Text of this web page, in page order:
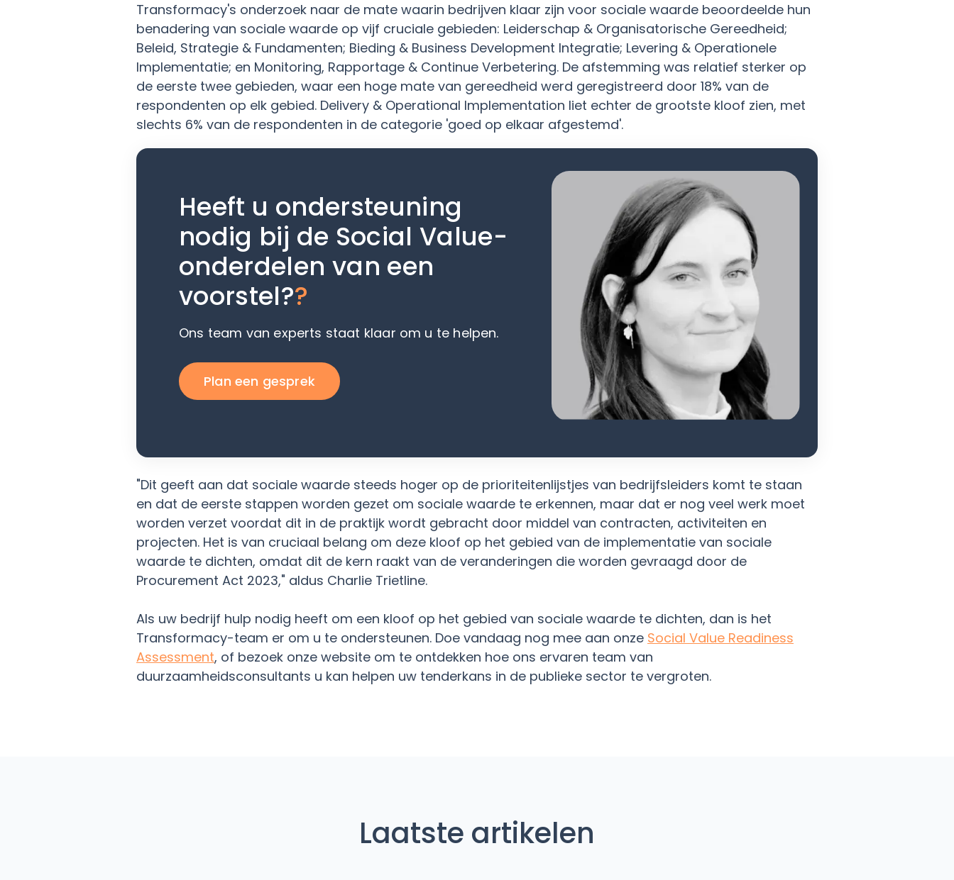
Transformacy's onderzoek naar de mate waarin bedrijven klaar zijn voor sociale waarde beoordeelde hun
benadering van sociale waarde op vijf cruciale gebieden: Leiderschap & Organisatorische Gereedheid;
Beleid, Strategie & Fundamenten; Bieding & Business Development Integratie; Levering & Operationele
Implementatie; en Monitoring, Rapportage & Continue Verbetering. De afstemming was relatief sterker op
de eerste twee gebieden, waar een hoge mate van gereedheid werd geregistreerd door 18% van de
respondenten op elk gebied. Delivery & Operational Implementation liet echter de grootste kloof zien, met
slechts 6% van de respondenten in de categorie 'goed op elkaar afgestemd'.
Heeft u ondersteuning
nodig bij de Social Value-
onderdelen van een
voorstel??
Ons team van experts staat klaar om u te helpen.
Plan een gesprek
"Dit geeft aan dat sociale waarde steeds hoger op de prioriteitenlijstjes van bedrijfsleiders komt te staan
en dat de eerste stappen worden gezet om sociale waarde te erkennen, maar dat er nog veel werk moet
worden verzet voordat dit in de praktijk wordt gebracht door middel van contracten, activiteiten en
projecten. Het is van cruciaal belang om deze kloof op het gebied van de implementatie van sociale
waarde te dichten, omdat dit de kern raakt van de veranderingen die worden gevraagd door de
Procurement Act 2023," aldus Charlie Trietline.
Als uw bedrijf hulp nodig heeft om een kloof op het gebied van sociale waarde te dichten, dan is het
Transformacy-team er om u te ondersteunen. Doe vandaag nog mee aan onze Social Value Readiness
Assessment, of bezoek onze website om te ontdekken hoe ons ervaren team van
duurzaamheidsconsultants u kan helpen uw tenderkans in de publieke sector te vergroten.
Laatste artikelen